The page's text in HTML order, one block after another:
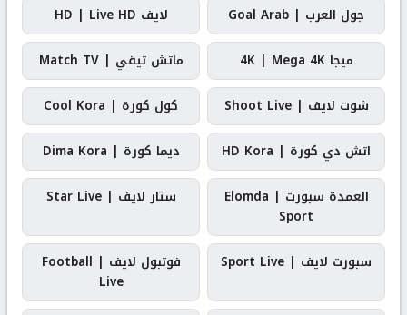
جول العرب | Goal Arab
لايف HD | Live HD
ميجا 4K | Mega 4K
ماتش تيفي | Match TV
شوت لايف | Shoot Live
كول كورة | Cool Kora
اتش دي كورة | HD Kora
ديما كورة | Dima Kora
العمدة سبورت | Elomda
Sport
ستار لايف | Star Live
سبورت لايف | Sport Live
فوتبول لايف | Football
Live